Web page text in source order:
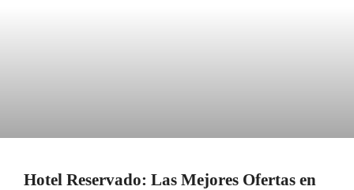
Hotel Reservado: Las Mejores Ofertas en